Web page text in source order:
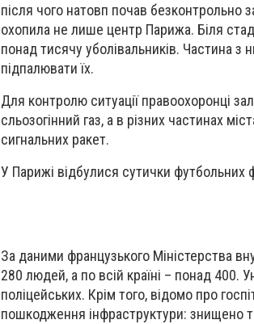
після чого натовп почав безконтрольно
охопила не лише центр Парижа. Біля
понад тисячу уболівальників. Частина з
підпалювати їх.
Для контролю ситуації правоохоронці
сльозогінний газ, а в різних частинах
сигнальних ракет.
У Парижі відбулися сутички футбольних
За даними французького Міністерства
280 людей, а по всій країні – понад
поліцейських. Крім того, відомо про
пошкодження інфраструктури: знищено